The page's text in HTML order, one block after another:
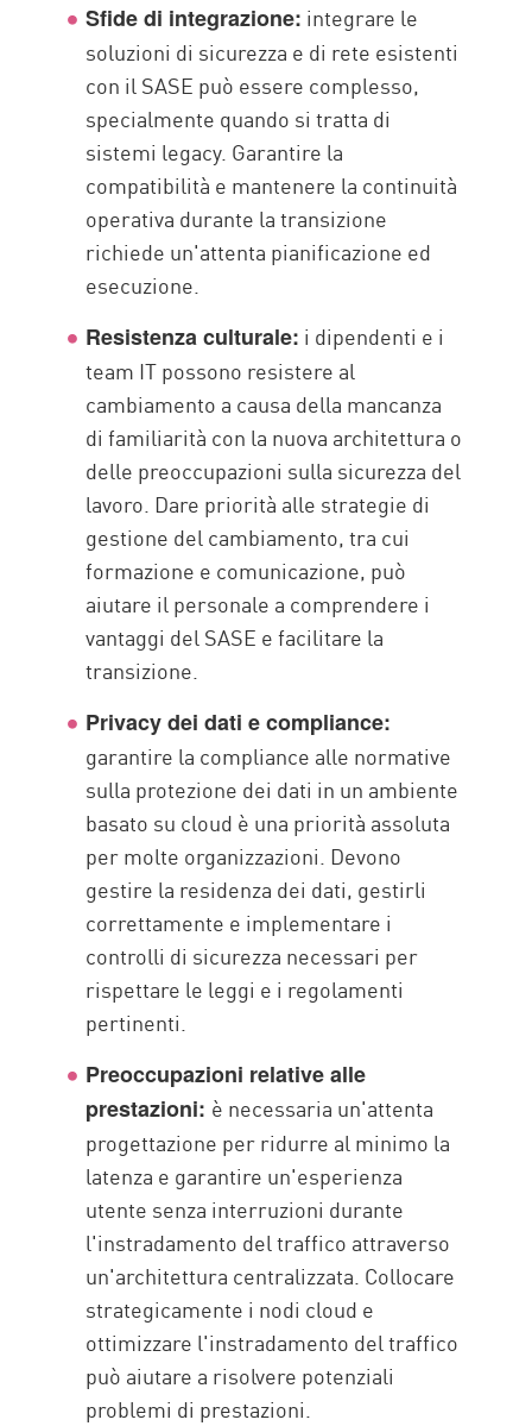
Sfide di integrazione: integrare le
soluzioni di sicurezza e di rete esistenti
con il SASE può essere complesso,
specialmente quando si tratta di
sistemi legacy. Garantire la
compatibilità e mantenere la continuità
operativa durante la transizione
richiede un'attenta pianificazione ed
esecuzione.
Resistenza culturale: i dipendenti e i
team IT possono resistere al
cambiamento a causa della mancanza
di familiarità con la nuova architettura o
delle preoccupazioni sulla sicurezza del
lavoro. Dare priorità alle strategie di
gestione del cambiamento, tra cui
formazione e comunicazione, può
aiutare il personale a comprendere i
vantaggi del SASE e facilitare la
transizione.
Privacy dei dati e compliance:
garantire la compliance alle normative
sulla protezione dei dati in un ambiente
basato su cloud è una priorità assoluta
per molte organizzazioni. Devono
gestire la residenza dei dati, gestirli
correttamente e implementare i
controlli di sicurezza necessari per
rispettare le leggi e i regolamenti
pertinenti.
Preoccupazioni relative alle
prestazioni: è necessaria un'attenta
progettazione per ridurre al minimo la
latenza e garantire un'esperienza
utente senza interruzioni durante
l'instradamento del traffico attraverso
un'architettura centralizzata. Collocare
strategicamente i nodi cloud e
ottimizzare l'instradamento del traffico
può aiutare a risolvere potenziali
problemi di prestazioni.